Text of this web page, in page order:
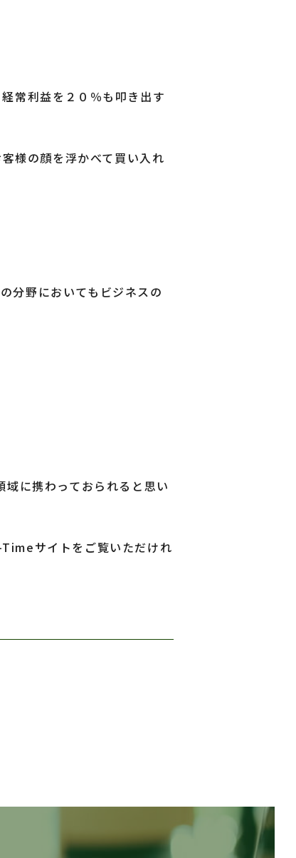
常利益を２０％も叩き出す
様の顔を浮かべて買い入れ
分野においてもビジネスの
に携わっておられると思い
サイトをご覧いただけれ